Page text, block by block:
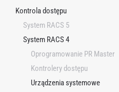
Kontrola dostępu
System RACS 5
System RACS 4
Oprogramowanie PR Master
Kontrolery dostępu
Urządzenia systemowe